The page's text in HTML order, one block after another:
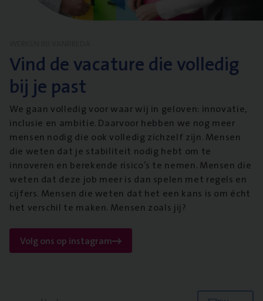
Vind de vacature die volledig
bij je past
We gaan volledig voor waar wij in geloven: innovatie,
inclusie en ambitie. Daarvoor hebben we nog meer
mensen nodig die ook volledig zichzelf zijn. Mensen
die weten dat je stabiliteit nodig hebt om te
innoveren en berekende risico’s te nemen. Mensen die
weten dat deze job meer is dan spelen met regels en
cijfers. Mensen die weten dat het een kans is om écht
het verschil te maken. Mensen zoals jij?
Volg ons op instagram